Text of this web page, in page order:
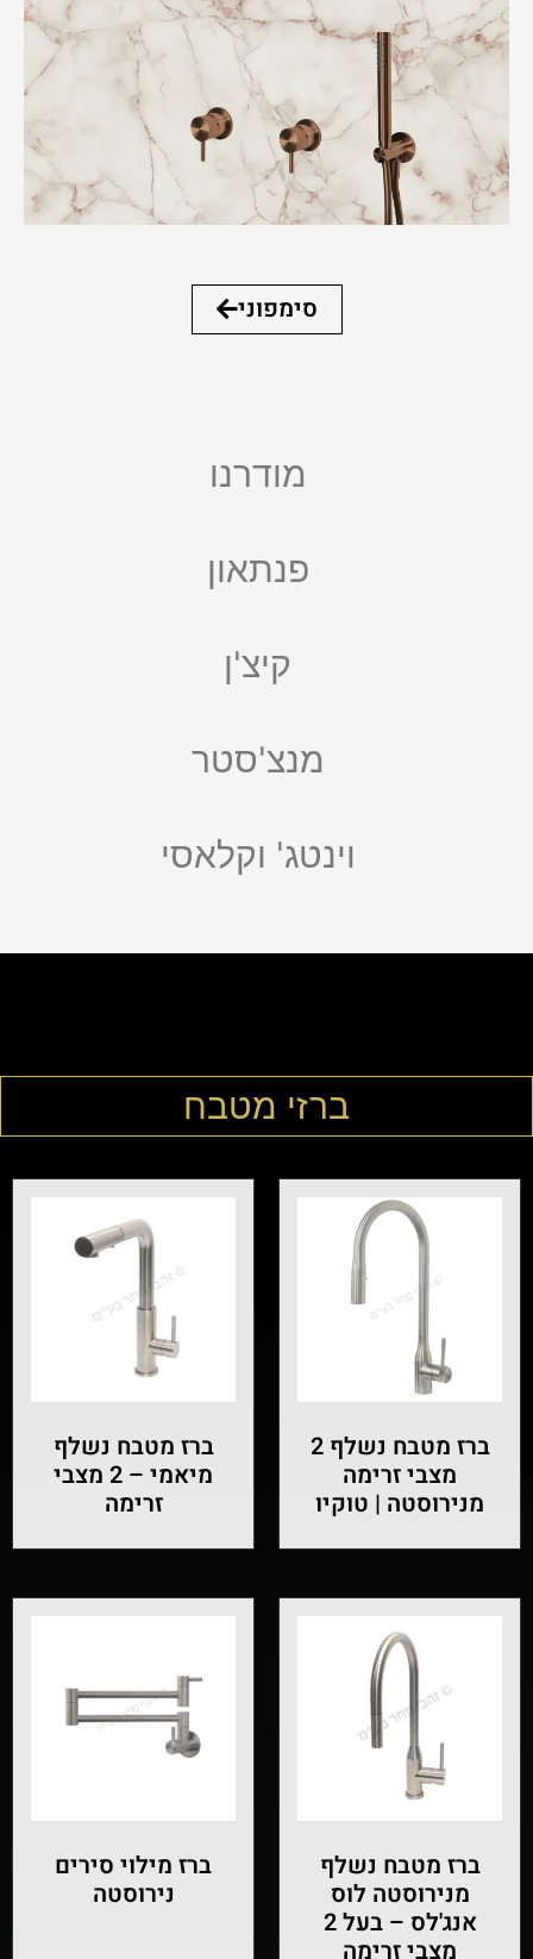
מודרנו
פנתאון
קיצ'ן
מנצ'סטר
וינטג' וקלאסי
סימפוני
ברזי מטבח
ברז מטבח נשלף 2
מצבי זרימה
מנירוסטה | טוקיו
ברז מטבח נשלף
מיאמי – 2 מצבי
זרימה
ברז מטבח נשלף
מנירוסטה לוס
אנג'לס – בעל 2
מצבי זרימה
ברז מילוי סירים
נירוסטה